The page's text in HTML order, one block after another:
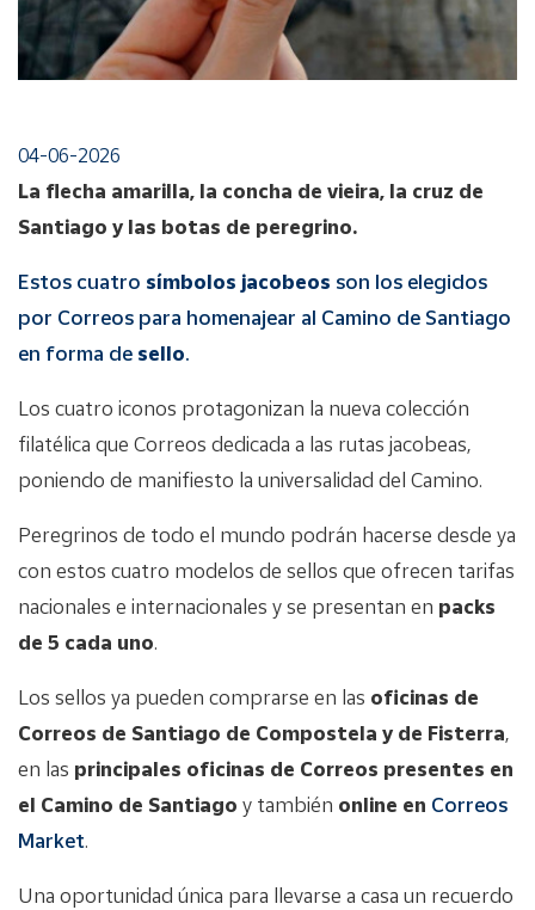
04-06-2026
La flecha amarilla, la concha de vieira, la cruz de
Santiago y las botas de peregrino.
Estos cuatro símbolos jacobeos son los elegidos
por Correos para homenajear al Camino de Santiago
en forma de sello.
Los cuatro iconos protagonizan la nueva colección
filatélica que Correos dedicada a las rutas jacobeas,
poniendo de manifiesto la universalidad del Camino.
Peregrinos de todo el mundo podrán hacerse desde ya
con estos cuatro modelos de sellos que ofrecen tarifas
nacionales e internacionales y se presentan en packs
de 5 cada uno.
Los sellos ya pueden comprarse en las oficinas de
Correos de Santiago de Compostela y de Fisterra,
en las principales oficinas de Correos presentes en
el Camino de Santiago y también online en Correos
Market.
Una oportunidad única para llevarse a casa un recuerdo